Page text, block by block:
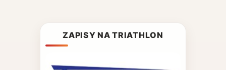
ZAPISY NA TRIATHLON